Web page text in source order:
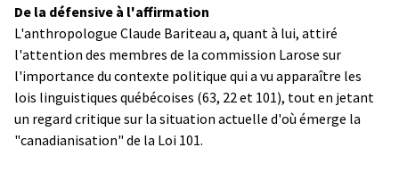
De la défensive à l'affirmation
L'anthropologue Claude Bariteau a, quant à lui, attiré
l'attention des membres de la commission Larose sur
l'importance du contexte politique qui a vu apparaître les
lois linguistiques québécoises (63, 22 et 101), tout en jetant
un regard critique sur la situation actuelle d'où émerge la
"canadianisation" de la Loi 101.